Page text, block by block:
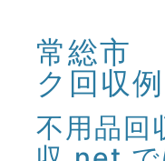
常総市
ク回収例
不用品回